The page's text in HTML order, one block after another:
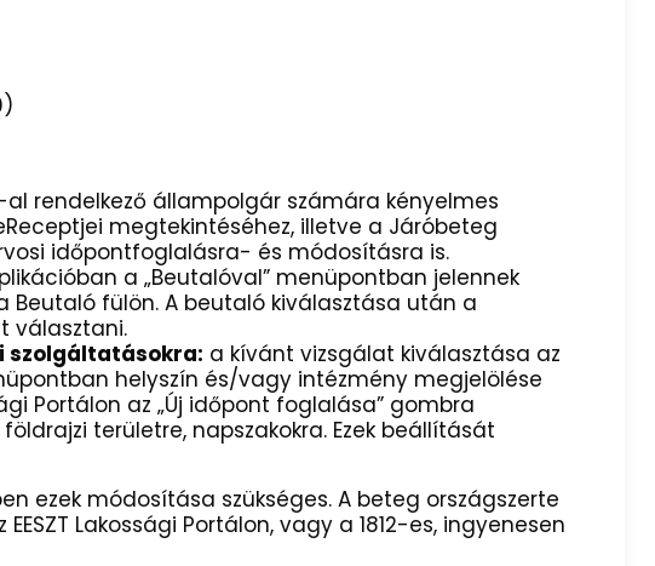
rendelkező állampolgár számára kényelmes
megtekintéséhez, illetve a Járóbeteg
időpontfoglalásra- és módosításra is.
a „Beutalóval” menüpontban jelennek
Beutaló fülön. A beutaló kiválasztása után a
választani.
szolgáltatásokra: a kívánt vizsgálat kiválasztása az
helyszín és/vagy intézmény megjelölése
Portálon az „Új időpont foglalása” gombra
területre, napszakokra. Ezek beállítását
ezek módosítása szükséges. A beteg országszerte
Lakossági Portálon, vagy a 1812-es, ingyenesen